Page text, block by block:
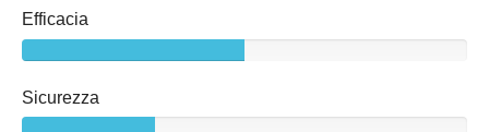
Efficacia
Sicurezza